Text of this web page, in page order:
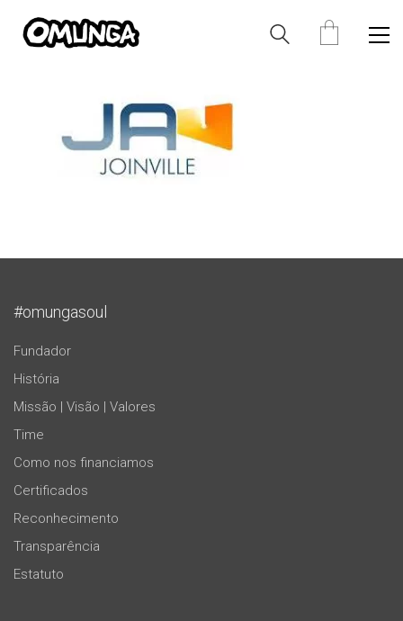
#omungasoul
Fundador
História
Missão | Visão | Valores
Time
Como nos financiamos
Certificados
Reconhecimento
Transparência
Estatuto